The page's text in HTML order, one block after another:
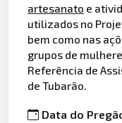
artesanato e
utilizados no
bem como nas
grupos de
Referência de
de Tubarão.
Data do